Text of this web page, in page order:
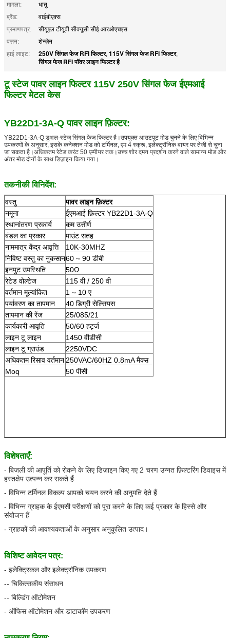
मामला:
धातु
ब्रैंड:
वाईबीएक्स
प्रमाणपत्र:
सीयूएल टीयूवी सीक्यूसी सीई आरओएचएस
पत्तन:
शेन्ज़ेन
हाई लाइट:
250V सिंगल फेज RFI फिल्टर, 115V सिंगल फेज RFI फिल्टर,
सिंगल फेज RFI पॉवर लाइन फिल्टर है
टू स्टेज पावर लाइन फिल्टर 115V 250V सिंगल फेज ईएमआई
फिल्टर मेटल केस
YB22D1-3A-Q पावर लाइन फ़िल्टर:
YB22D1-3A-Q डुअल-स्टेज सिंगल फेज फिल्टर है।उपयुक्त आउटपुट मोड चुनने के लिए विभिन्न
उपकरणों के अनुसार, इसके कनेक्शन मोड को टर्मिनल, एम 4 स्क्रू, इलेक्ट्रॉनिक वायर पर तेजी से चुना
जा सकता है।अधिकतम रेटेड करंट 50 एम्पीयर तक।उच्च शोर दमन प्रदर्शन करने वाले सामान्य मोड और
अंतर मोड दोनों के साथ डिज़ाइन किया गया।
तकनीकी विनिर्देश:
वस्तु
पावर लाइन फ़िल्टर
नमूना
ईएमआई फ़िल्टर YB22D1-3A-Q
स्थानांतरण प्रकार्य
कम उत्तीर्ण
बंडल का प्रकार
माउंट सतह
नाममात्र केंद्र आवृत्ति
10K-30MHZ
निविष्ट वस्तु का नुकसान60 ~ 90 डीबी
इनपुट उपस्थिति
50Ω
रेटेड वोल्टेज
115 वी / 250 वी
वर्तमान मूल्यांकित
1 ~ 10 ए
पर्यावरण का तापमान
40 डिग्री सेल्सियस
तापमान की रेंज
25/085/21
कार्यकारी आवृति
50/60 हर्ट्ज
लाइन टू लाइन
1450 वीडीसी
लाइन टू ग्राउंड
2250VDC
अधिकतम रिसाव वर्तमान 250VAC/60HZ 0.8mA मैक्स
Moq
50 पीसी
विशेषताएँ:
- बिजली की आपूर्ति को रोकने के लिए डिज़ाइन किए गए 2 चरण उन्नत फ़िल्टरिंग डिवाइस में
हस्तक्षेप उत्पन्न कर सकते हैं
- विभिन्न टर्मिनल विकल्प आपको चयन करने की अनुमति देते हैं
- विभिन्न ग्राहक के ईएमसी परीक्षणों को पूरा करने के लिए कई प्रकार के हिस्से और
संयोजन हैं
- ग्राहकों की आवश्यकताओं के अनुसार अनुकूलित उत्पाद।
विशिष्ट आवेदन पत्र:
- इलेक्ट्रिकल और इलेक्ट्रॉनिक उपकरण
-- चिकित्सकीय संसाधन
-- बिल्डिंग ऑटोमेशन
- ऑफिस ऑटोमेशन और डाटाकॉम उपकरण